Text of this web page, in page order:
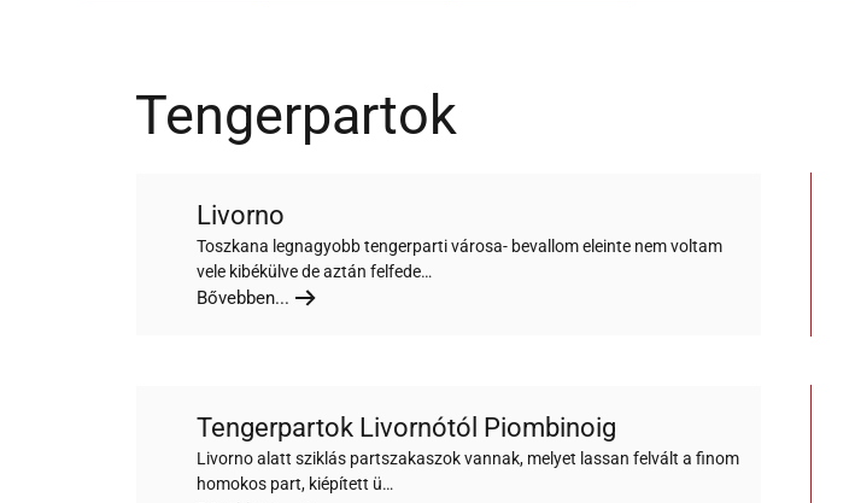
Tengerpartok
Livorno
Toszkana legnagyobb tengerparti városa- bevallom eleinte nem voltam
vele kibékülve de aztán felfede…
Bővebben...
Tengerpartok Livornótól Piombinoig
Livorno alatt sziklás partszakaszok vannak, melyet lassan felvált a finom
homokos part, kiépített ü…